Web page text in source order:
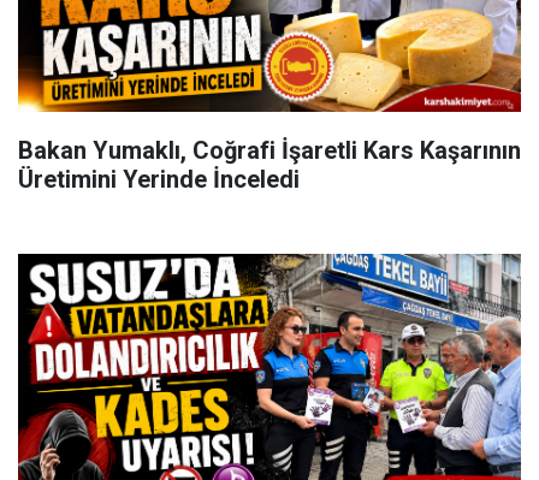
Bakan Yumaklı, Coğrafi İşaretli Kars Kaşarının
Üretimini Yerinde İnceledi